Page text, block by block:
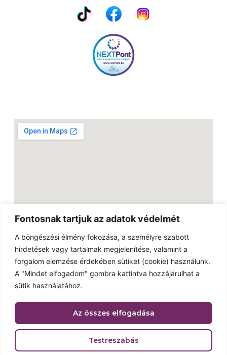
Fontosnak tartjuk az adatok védelmét
A böngészési élmény fokozása, a személyre szabott
hirdetések vagy tartalmak megjelenítése, valamint a
forgalom elemzése érdekében sütiket (cookie) használunk.
A "Mindet elfogadom" gombra kattintva hozzájárulhat a
sütik használatához.
Testreszabás
Az összes elfogadása
Linkek
Külföldi snackek
Reklámújság
Adatvédelmi nyilatkozat